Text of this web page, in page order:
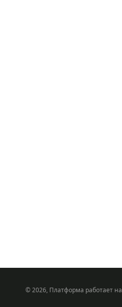
© 2026, Платформа работает на